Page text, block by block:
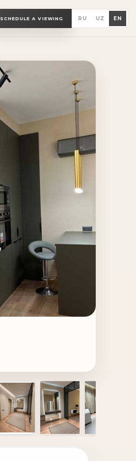
SCHEDULE A VIEWING RU UZ EN